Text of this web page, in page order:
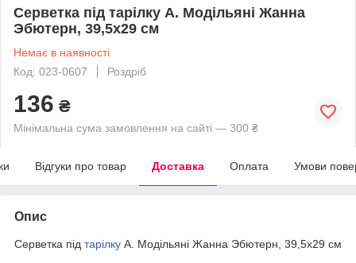
Серветка під тарілку А. Модільяні Жанна
Эбютерн, 39,5х29 см
Немає в наявності
Код: 023-0607
Роздріб
136 ₴
Мінімальна сума замовлення на сайті — 300 ₴
Відгуки про товар Доставка Оплата Умови
Опис
Серветка під тарілку А. Модільяні Жанна Эбютерн, 39,5х29 см